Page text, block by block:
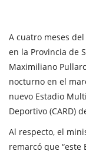
A cuatro meses
en la Provincia de
Maximiliano
nocturno en el
nuevo Estadio
Deportivo (CARD)
Al respecto, el
remarcó que “este